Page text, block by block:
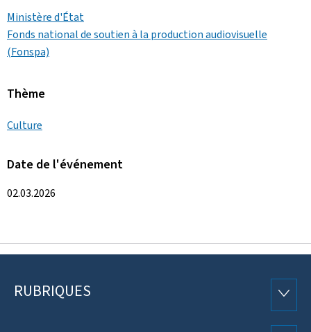
Ministère d'État
Fonds national de soutien à la production audiovisuelle
(Fonspa)
Thème
Culture
Date de l'événement
02.03.2026
Pied
RUBRIQUES